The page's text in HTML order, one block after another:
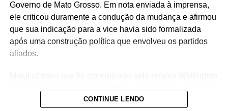
Governo de Mato Grosso. Em nota enviada à imprensa,
ele criticou duramente a condução da mudança e afirmou
que sua indicação para a vice havia sido formalizada
após uma construção política que envolveu os partidos
aliados.
foi tomada na noite de quinta-feira (6), quando o PL
CONTINUE LENDO